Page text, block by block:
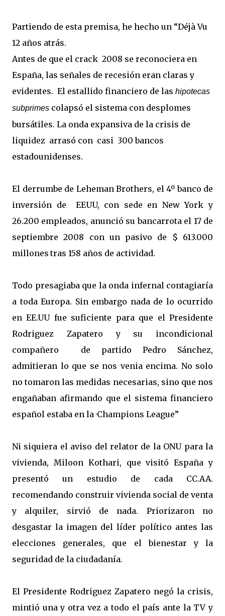
Partiendo de esta premisa, he hecho un “Déjà Vu
12 años atrás.
Antes de que el crack 2008 se reconociera en
España, las señales de recesión eran claras y
evidentes. El estallido financiero de las hipotecas
subprimes colapsó el sistema con desplomes
bursátiles. La onda expansiva de la crisis de
liquidez arrasó con casi 300 bancos
estadounidenses.
El derrumbe de Leheman Brothers, el 4º banco de
inversión de
EEUU, con sede en New York y
26.200 empleados, anunció su bancarrota el 17 de
septiembre 2008 con un pasivo de $ 613.000
millones tras 158 años de actividad.
Todo presagiaba que la onda infernal contagiaría
a toda Europa. Sin embargo nada de lo ocurrido
en EE.UU fue suficiente para que el Presidente
Rodriguez Zapatero y su incondicional
compañero
de partido Pedro Sánchez,
admitieran lo que se nos venia encima. No solo
no tomaron las medidas necesarias, sino que nos
engañaban afirmando que el sistema financiero
español estaba en la ·Champions League”
Ni siquiera el aviso del relator de la ONU para la
vivienda, Miloon Kothari, que visitó España y
presentó un estudio de cada CC.AA.
recomendando construir vivienda social de venta
y alquiler, sirvió de nada. Priorizaron no
desgastar la imagen del líder político antes las
elecciones generales, que el bienestar y la
seguridad de la ciudadanía.
El Presidente Rodriguez Zapatero negó la crisis,
mintió una y otra vez a todo el país ante la TV y